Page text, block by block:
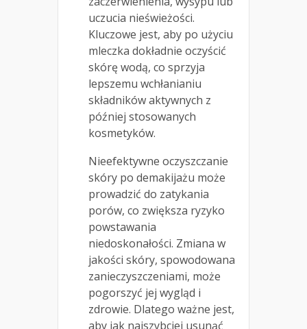
uczucia nieświeżości.
Kluczowe jest, aby po użyciu
mleczka dokładnie oczyścić
skórę wodą, co sprzyja
lepszemu wchłanianiu
składników aktywnych z
później stosowanych
kosmetyków.
Nieefektywne oczyszczanie
skóry po demakijażu może
prowadzić do zatykania
porów, co zwiększa ryzyko
powstawania
niedoskonałości. Zmiana w
jakości skóry, spowodowana
zanieczyszczeniami, może
pogorszyć jej wygląd i
zdrowie. Dlatego ważne jest,
aby jak najszybciej usunąć